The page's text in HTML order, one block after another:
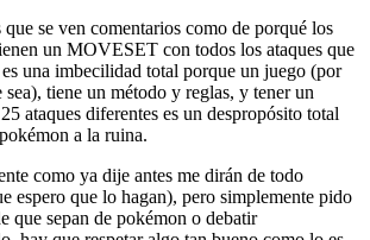
que se ven comentarios como de porqué los
un MOVESET con todos los ataques que
es una imbecilidad total porque un juego (por
sea), tiene un método y reglas, y tener un
ataques diferentes es un despropósito total
a la ruina.
como ya dije antes me dirán de todo
espero que lo hagan), pero simplemente pido
que sepan de pokémon o debatir